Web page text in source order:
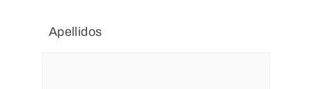
Apellidos